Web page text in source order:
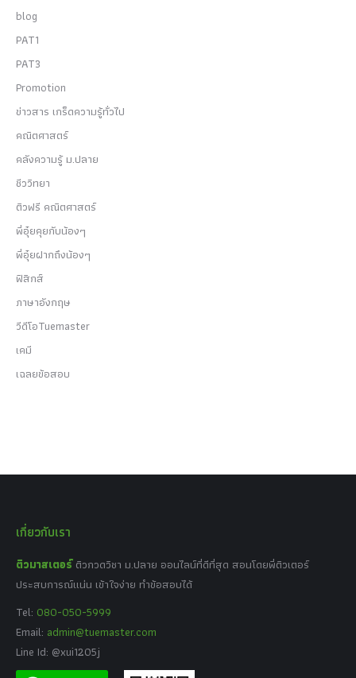
blog
PAT1
PAT3
Promotion
ข่าวสาร เกร็ดความรู้ทั่วไป
คณิตศาสตร์
คลังความรู้ ม.ปลาย
ชีววิทยา
ติวฟรี คณิตศาสตร์
พี่อุ๋ยคุยกับน้องๆ
พี่อุ๋ยฝากถึงน้องๆ
ฟิสิกส์
ภาษาอังกฤษ
วีดีโอTuemaster
เคมี
เฉลยข้อสอบ
เกี่ยวกับเรา
ติวมาสเตอร์ ติวกวดวิชา ม.ปลาย ออนไลน์ที่ดีที่สุด สอนโดยพี่ติวเตอร์
ประสบการณ์แน่น เข้าใจง่าย ทำข้อสอบได้
Tel: 080-050-5999
Email: admin@tuemaster.com
Line Id: @xui1205j